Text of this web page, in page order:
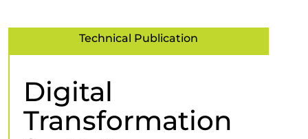
Technical Publication
Digital
Transformation